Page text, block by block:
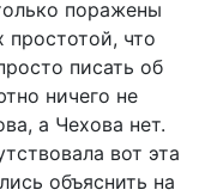
поражены
простотой, что
писать об
ничего не
а Чехова нет.
вот эта
объяснить на